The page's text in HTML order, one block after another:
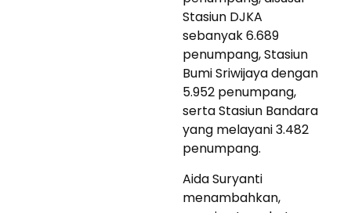
Stasiun DJKA
sebanyak 6.689
penumpang, Stasiun
Bumi Sriwijaya dengan
5.952 penumpang,
serta Stasiun Bandara
yang melayani 3.482
penumpang.
Aida Suryanti
menambahkan,